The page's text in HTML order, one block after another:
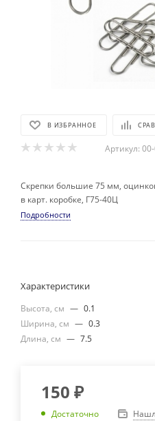
В ИЗБРАННОЕ
Артикул:
Скрепки большие 75 мм,
в карт. коробке, Г75-40Ц
Подробности
Характеристики
Высота, см — 0.1
Ширина, см — 0.3
Длина, см — 7.5
150 ₽
Достаточно